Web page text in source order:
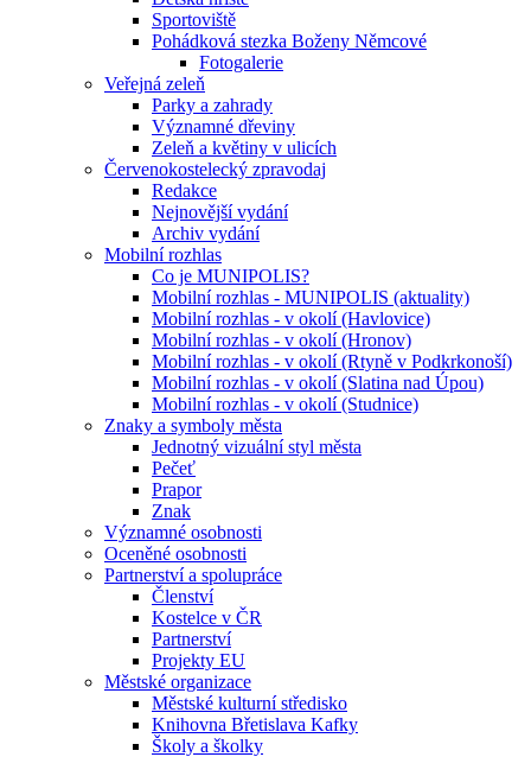
Sportoviště
Pohádková stezka Boženy Němcové
Fotogalerie
Veřejná zeleň
Parky a zahrady
Významné dřeviny
Zeleň a květiny v ulicích
Červenokostelecký zpravodaj
Redakce
Nejnovější vydání
Archiv vydání
Mobilní rozhlas
Co je MUNIPOLIS?
Mobilní rozhlas - MUNIPOLIS (aktuality)
Mobilní rozhlas - v okolí (Havlovice)
Mobilní rozhlas - v okolí (Hronov)
Mobilní rozhlas - v okolí (Rtyně v Podkrkonoší)
Mobilní rozhlas - v okolí (Slatina nad Úpou)
Mobilní rozhlas - v okolí (Studnice)
Znaky a symboly města
Jednotný vizuální styl města
Pečeť
Prapor
Znak
Významné osobnosti
Oceněné osobnosti
Partnerství a spolupráce
Členství
Kostelce v ČR
Partnerství
Projekty EU
Městské organizace
Městské kulturní středisko
Knihovna Břetislava Kafky
Školy a školky